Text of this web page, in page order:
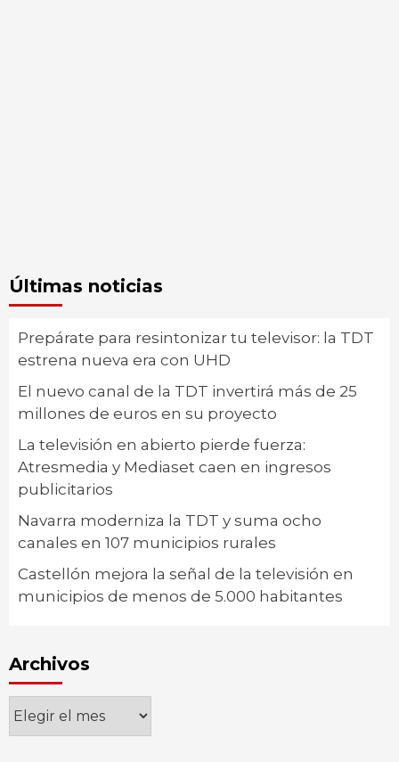
Últimas noticias
Prepárate para resintonizar tu televisor: la TDT
estrena nueva era con UHD
El nuevo canal de la TDT invertirá más de 25
millones de euros en su proyecto
La televisión en abierto pierde fuerza:
Atresmedia y Mediaset caen en ingresos
publicitarios
Navarra moderniza la TDT y suma ocho
canales en 107 municipios rurales
Castellón mejora la señal de la televisión en
municipios de menos de 5.000 habitantes
Archivos